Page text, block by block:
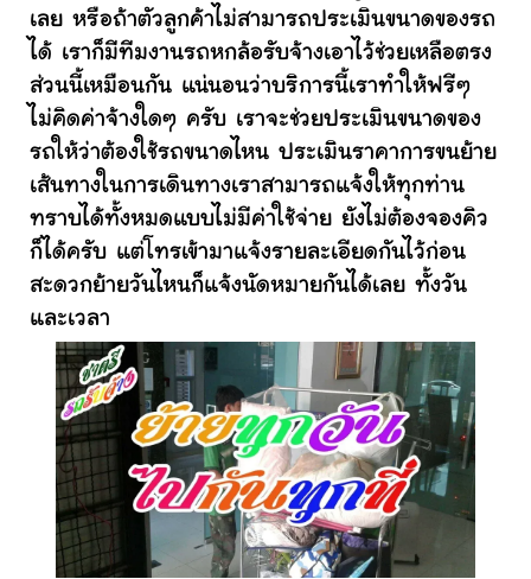
เลย หรือถ้าตัวลูกค้าไม่สามารถประเมินขนาดของรถ
ได้ เราก็มีทีมงานรถหกล้อรับจ้างเอาไว้ช่วยเหลือตรง
ส่วนนี้เหมือนกัน แน่นอนว่าบริการนี้เราทำให้ฟรีๆ
ไม่คิดค่าจ้างใดๆ ครับ เราจะช่วยประเมินขนาดของ
รถให้ว่าต้องใช้รถขนาดไหน ประเมินราคาการขนย้าย
เส้นทางในการเดินทางเราสามารถแจ้งให้ทุกท่าน
ทราบได้ทั้งหมดแบบไม่มีค่าใช้จ่าย ยังไม่ต้องจองคิว
ก็ได้ครับ แต่โทรเข้ามาแจ้งรายละเอียดกันไว้ก่อน
สะดวกย้ายวันไหนก็แจ้งนัดหมายกันได้เลย ทั้งวัน
และเวลา